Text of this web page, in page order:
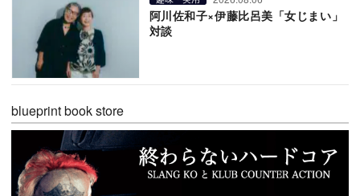
阿川佐和子×伊藤比呂美「女じまい」
対談
blueprint book store